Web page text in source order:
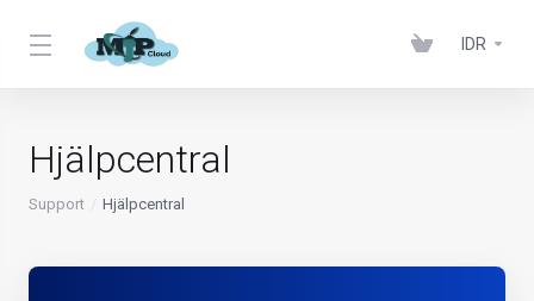
IDR
Hjälpcentral
Support Hjälpcentral